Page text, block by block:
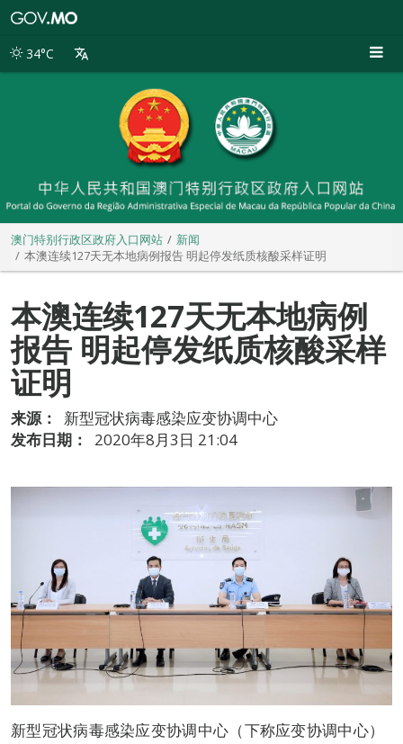
别
34°C
澳门特别行政区政府入口网站
新闻
本澳连续127天无本地病例报告 明起停发纸质核酸采样证明
本澳连续127天无本地病例
报告 明起停发纸质核酸采样
证明
来源：
新型冠状病毒感染应变协调中心
发布日期：
2020年8月3日 21:04
新型冠状病毒感染应变协调中心（下称应变协调中心）